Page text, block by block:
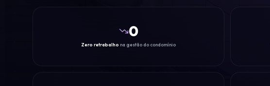
0
Zero retrabalho na gestão do condomínio